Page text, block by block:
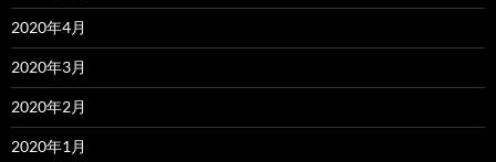
2020年4月
2020年3月
2020年2月
2020年1月